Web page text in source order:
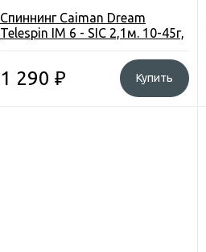
Спиннинг Caiman Dream
Telespin IM 6 - SIC 2,1м. 10-45г,
1 290 ₽ Купить